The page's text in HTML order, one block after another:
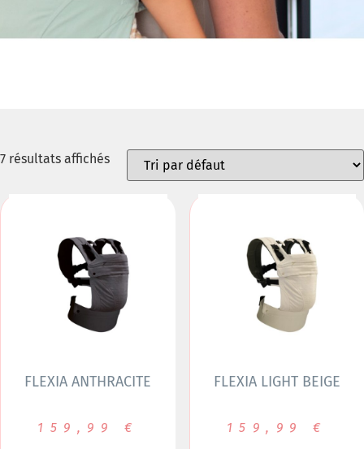
7 résultats affichés
FLEXIA ANTHRACITE
159,99 €
FLEXIA LIGHT BEIGE
159,99€